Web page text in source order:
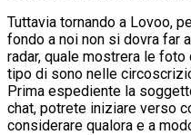
Tuttavia tornando a Lovoo,
fondo a noi non si dovra far
radar, quale mostrera le
tipo di sono nelle
Prima espediente la
chat, potrete iniziare verso
considerare qualora e a